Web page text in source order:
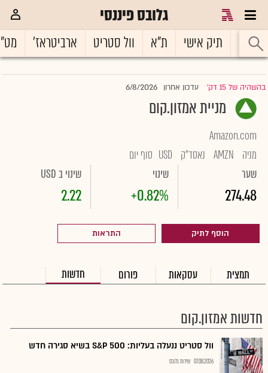
גלובס פיננסי
ראשי תיק אישי ת"א וול סטריט ארביטראז'
בהשהיה של 15 דק' |עדכון אחרון 6/8/2026
מניית אמזון.קום
Amazon.com
מניה
AMZN נאסד"ק USD סוף יום
שער
274.48
שינוי
+0.82%
שינוי ב USD
2.22
הוסף לתיק התראות
תמצית עסקאות פורום חדשות
חדשות אמזון.קום
וול סטריט ננעלה בעליות: S&P 500 בשיא סגירה חדש
07.08.2026 שירות גלובס